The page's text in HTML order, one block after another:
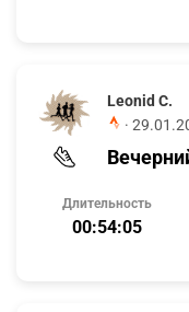
Leonid C.
·
Длительность
00:54:05